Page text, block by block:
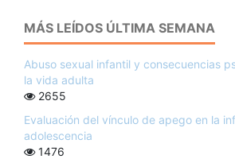
MÁS LEÍDOS ÚLTIMA SEMANA
Abuso sexual infantil y consecuencias
la vida adulta
2655
Evaluación del vínculo de apego en la
adolescencia
1476